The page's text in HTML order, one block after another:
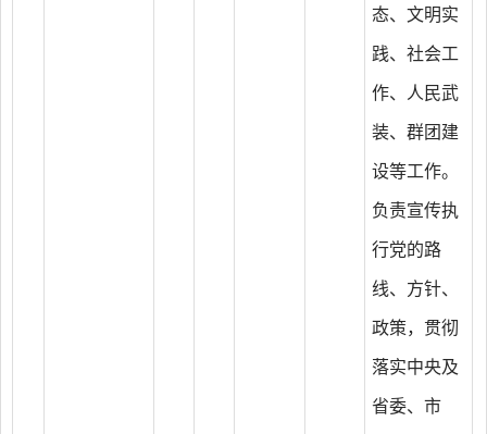
态、文明实
践、社会工
作、人民武
装、群团建
设等工作。
负责宣传执
行党的路
线、方针、
政策，贯彻
落实中央及
省委、市